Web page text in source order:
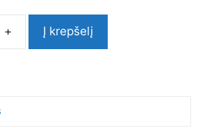
produkto
+ Į krepšelį